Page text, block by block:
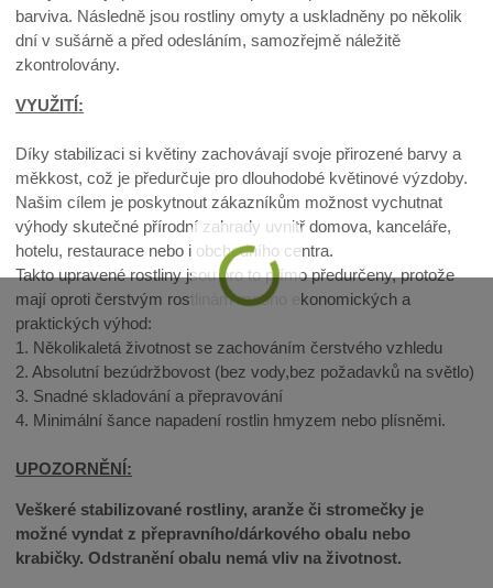
barviva. Následně jsou rostliny omyty a uskladněny po několik
dní v sušárně a před odesláním, samozřejmě náležitě
zkontrolovány.
VYUŽITÍ:
Díky stabilizaci si květiny zachovávají svoje přirozené barvy a
měkkost, což je předurčuje pro dlouhodobé květinové výzdoby.
Našim cílem je poskytnout zákazníkům možnost vychutnat
výhody skutečné přírodní zahrady uvnitř domova, kanceláře,
hotelu, restaurace nebo i obchodního centra.
Takto upravené rostliny jsou pro to přímo předurčeny, protože
mají oproti čerstvým rostlinám mnoho ekonomických a
praktických výhod:
1. Několikaletá životnost se zachováním čerstvého vzhledu
2. Absolutní bezúdržbovost (bez vody,bez požadavků na světlo)
3. Snadné skladování a přepravování
4. Minimální šance napadení rostlin hmyzem nebo plísněmi.
UPOZORNĚNÍ:
Veškeré stabilizované rostliny, aranže či stromečky je
možné vyndat z přepravního/dárkového obalu nebo
krabičky. Odstranění obalu nemá vliv na životnost.